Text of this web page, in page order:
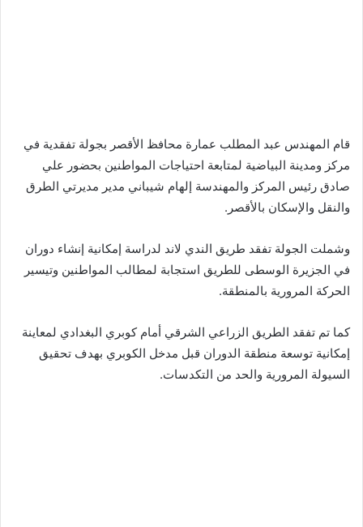
قام المهندس عبد المطلب عمارة محافظ الأقصر بجولة تفقدية في
مركز ومدينة البياضية لمتابعة احتياجات المواطنين بحضور علي
صادق رئيس المركز والمهندسة إلهام شيباني مدير مديرتي الطرق
والنقل والإسكان بالأقصر.
وشملت الجولة تفقد طريق الندي لاند لدراسة إمكانية إنشاء دوران
في الجزيرة الوسطى للطريق استجابة لمطالب المواطنين وتيسير
الحركة المرورية بالمنطقة.
كما تم تفقد الطريق الزراعي الشرقي أمام كوبري البغدادي لمعاينة
إمكانية توسعة منطقة الدوران قبل مدخل الكوبري بهدف تحقيق
السيولة المرورية والحد من التكدسات.